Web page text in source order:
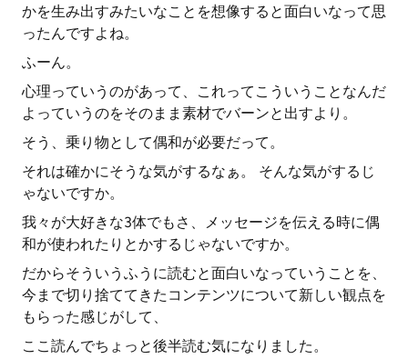
かを生み出すみたいなことを想像すると面白いなって思
ったんですよね。
ふーん。
心理っていうのがあって、これってこういうことなんだ
よっていうのをそのまま素材でバーンと出すより。
そう、乗り物として偶和が必要だって。
それは確かにそうな気がするなぁ。 そんな気がするじ
ゃないですか。
我々が大好きな3体でもさ、メッセージを伝える時に偶
和が使われたりとかするじゃないですか。
だからそういうふうに読むと面白いなっていうことを、
今まで切り捨ててきたコンテンツについて新しい観点を
もらった感じがして、
ここ読んでちょっと後半読む気になりました。